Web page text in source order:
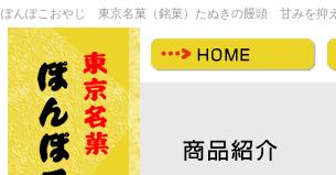
ぽんぽこおやじ 東京名菓（銘菓）たぬきの饅頭 甘みを抑